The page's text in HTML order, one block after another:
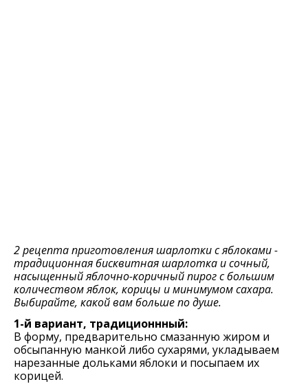
2 рецепта приготовления шарлотки с яблоками -
традиционная бисквитная шарлотка и сочный,
насыщенный яблочно-коричный пирог с большим
количеством яблок, корицы и минимумом сахара.
Выбирайте, какой вам больше по душе.
1-й вариант, традиционнный:
В форму, предварительно смазанную жиром и
обсыпанную манкой либо сухарями, укладываем
нарезанные дольками яблоки и посыпаем их
корицей.